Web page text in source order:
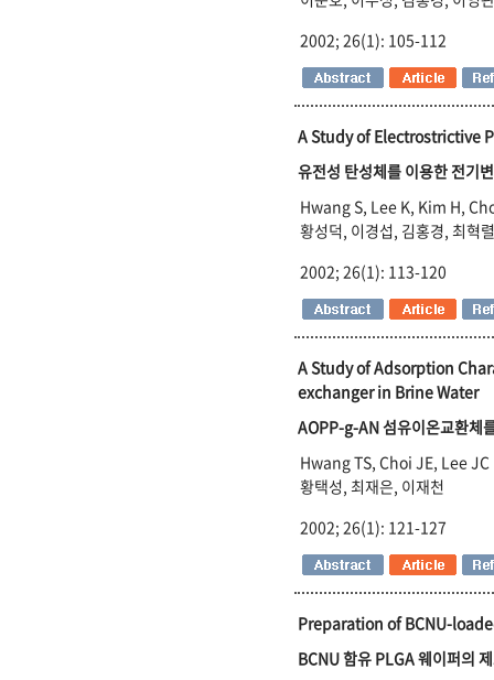
2002; 26(1): 105-112
A Study of Electrostrictive
유전성 탄성체를 이용한 전기
Hwang S, Lee K, Kim H,
황성덕, 이경섭, 김홍경, 최혁
2002; 26(1): 113-120
A Study of Adsorption
exchanger in Brine Water
AOPP-g-AN 섬유이온교환체
Hwang TS, Choi JE, Lee JC
황택성, 최재은, 이재천
2002; 26(1): 121-127
Preparation of BCNU-
BCNU 함유 PLGA 웨이퍼의